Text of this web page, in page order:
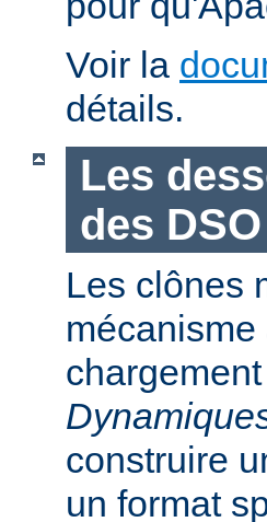
Voir la
détails.
Les
des DSO
Les clônes
construire
un format